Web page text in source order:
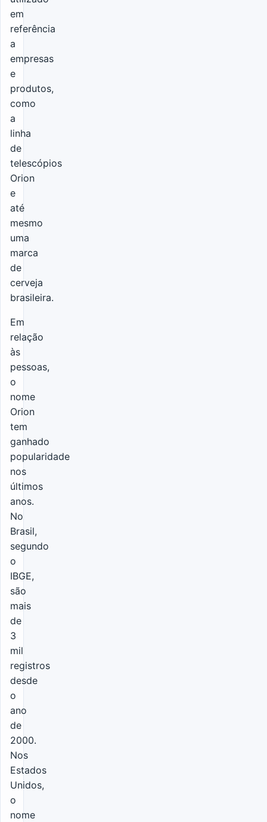
em
referência
a
empresas
e
produtos,
como
a
linha
de
telescópios
Orion
e
até
mesmo
uma
marca
de
cerveja
brasileira.
Em
relação
às
pessoas,
o
nome
Orion
tem
ganhado
popularidade
nos
últimos
anos.
No
Brasil,
segundo
o
IBGE,
são
mais
de
3
mil
registros
desde
o
ano
de
2000.
Nos
Estados
Unidos,
o
nome